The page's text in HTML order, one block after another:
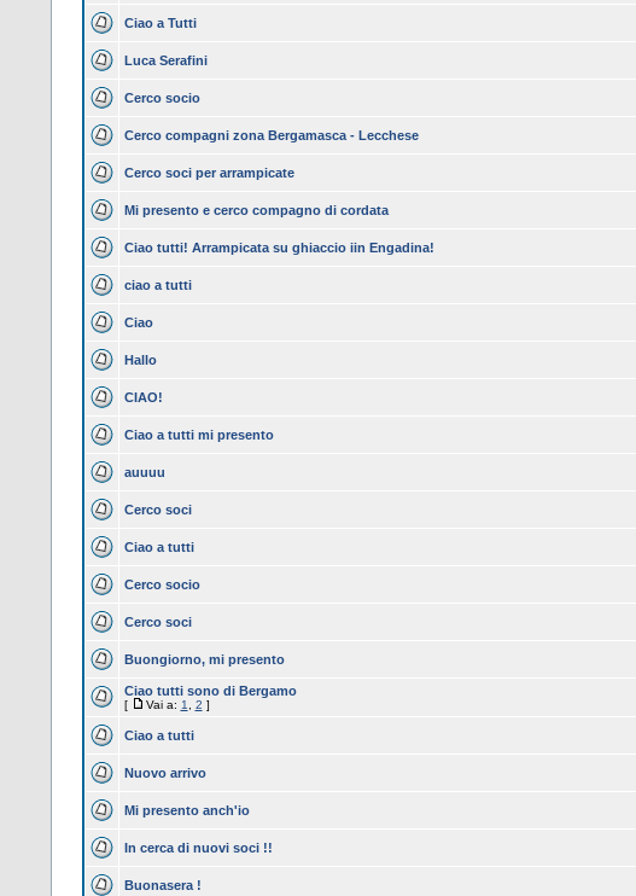
Ciao a Tutti
Luca Serafini
Cerco socio
Cerco compagni zona Bergamasca - Lecchese
Cerco soci per arrampicate
Mi presento e cerco compagno di cordata
Ciao tutti! Arrampicata su ghiaccio iin Engadina!
ciao a tutti
Ciao
Hallo
CIAO!
Ciao a tutti mi presento
auuuu
Cerco soci
Ciao a tutti
Cerco socio
Cerco soci
Buongiorno, mi presento
Ciao tutti sono di Bergamo
[ Vai a: 1 2 ]
Ciao a tutti
Nuovo arrivo
Mi presento anch'io
In cerca di nuovi soci !!
Buonasera !